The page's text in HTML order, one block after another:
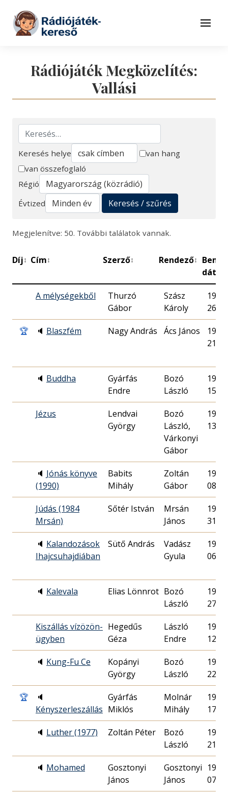
Tovább a tartalomhoz
Menü
Rádiójáték Megközelítés:
Vallási
Keresés
Keresés helye
van hang
van összefoglaló
Régió
Évtized
Keresés / szűrés
Megjelenítve: 50. További találatok vannak.
Díj↕ Cím↕ Szerző↕ Rendező↕
A mélységekből
Thurzó
Szász
Károly
26.
🏆 🔈 Blaszfém Nagy András Ács János
21.
🔈 Buddha
Gyárfás
Endre
Bozó
László
15.
Jézus
Lendvai
György
Bozó
László,
Várkonyi
Gábor
13.
🔈 Jónás könyve
(1990)
Babits
Mihály
Zoltán
Gábor
08.
Júdás (1984
Mrsán)
Sőtér István
Mrsán
János
31.
🔈 Kalandozások
Ihajcsuhajdiában
Sütő András
Vadász
Gyula
06.
🔈 Kalevala Elias Lönnrot Bozó
László
27.
Kiszállás vízözön-
ügyben
Hegedűs
Géza
László
Endre
12.
🔈 Kung-Fu Ce
Kopányi
György
Bozó
László
22.
🏆
🔈
Kényszerleszállás
Gyárfás
Miklós
Molnár
Mihály
17.
🔈 Luther (1977) Zoltán Péter
Bozó
László
21.
🔈 Mohamed
Gosztonyi
János
Gosztonyi
János
07.